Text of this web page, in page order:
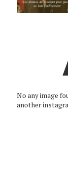
No any image
another